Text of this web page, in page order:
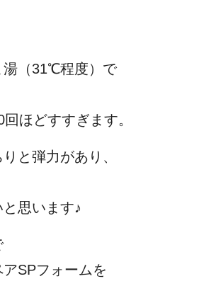
湯（31℃程度）で
ほどすすぎます。
と弾力があり、
思います♪
SPフォームを